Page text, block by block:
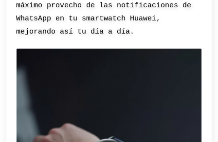
máximo provecho de las notificaciones de
WhatsApp en tu smartwatch Huawei,
mejorando así tu día a día.